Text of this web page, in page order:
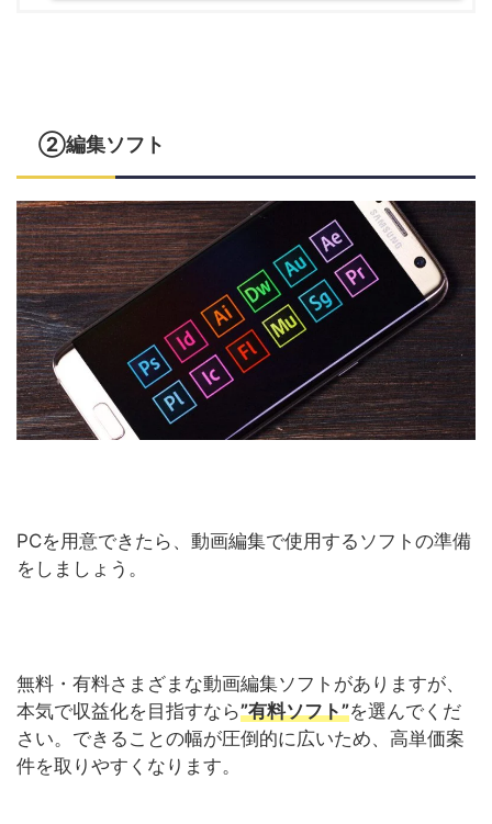
②編集ソフト
PCを用意できたら、動画編集で使用するソフトの準備
をしましょう。
無料・有料さまざまな動画編集ソフトがありますが、
本気で収益化を目指すなら”有料ソフト”を選んでくだ
さい。できることの幅が圧倒的に広いため、高単価案
件を取りやすくなります。